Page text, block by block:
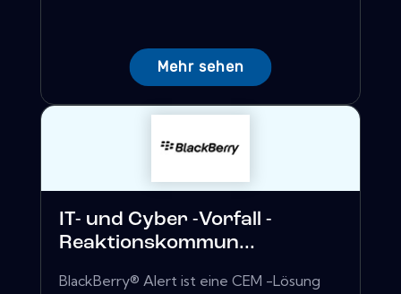
Mehr sehen
IT- und Cyber ​​-Vorfall -
Reaktionskommun...
BlackBerry® Alert ist eine CEM -Lösung